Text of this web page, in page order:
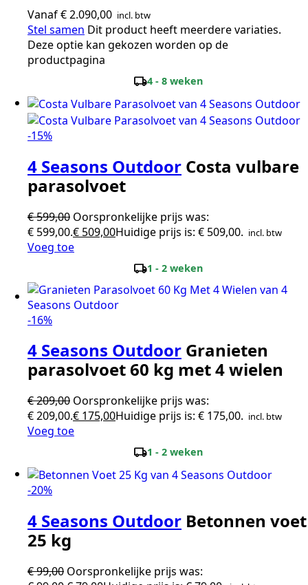
Vanaf€2.090,00 incl. btw
Stel samen Dit product heeft meerdere variaties.
Deze optie kan gekozen worden op de
productpagina
local_shipping4 - 8 weken
-15%
4 Seasons Outdoor Costa vulbare
parasolvoet
€599,00 Oorspronkelijke prijs was:
€ 599,00.€ 509,00Huidige prijs is: € 509,00. incl. btw
Voeg toe
local_shipping1 - 2 weken
-16%
4 Seasons Outdoor Granieten
parasolvoet 60 kg met 4 wielen
€209,00 Oorspronkelijke prijs was:
€ 209,00.€ 175,00Huidige prijs is: € 175,00. incl. btw
Voeg toe
local_shipping1 - 2 weken
-20%
4 Seasons Outdoor Betonnen voet
25 kg
€99,00 Oorspronkelijke prijs was: